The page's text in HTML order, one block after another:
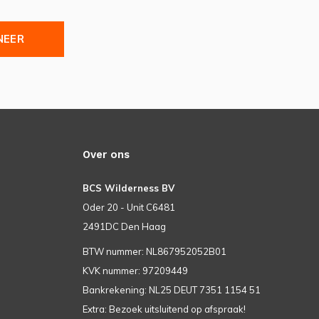
Over ons
BCS Wilderness BV
Oder 20 - Unit C6481
2491DC Den Haag
BTW nummer: NL867952052B01
KVK nummer: 97209449
Bankrekening: NL25 DEUT 7351 1154 51
Extra: Bezoek uitsluitend op afspraak!